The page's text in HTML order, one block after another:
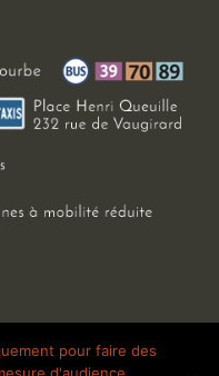
| Mentions légales
pour faire des